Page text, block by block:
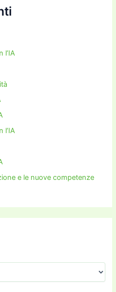
l’IA
l’IA
e le nuove competenze